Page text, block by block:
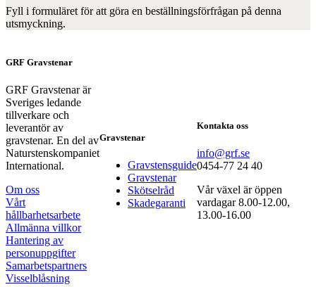
Fyll i formuläret för att göra en beställningsförfrågan på denna
utsmyckning.
GRF Gravstenar
GRF Gravstenar är
Sveriges ledande
tillverkare och
leverantör av
gravstenar. En del av
Naturstenskompaniet
International.
Om oss
Vårt
hållbarhetsarbete
Allmänna villkor
Hantering av
personuppgifter
Samarbetspartners
Visselblåsning
Gravstenar
Gravstensguide
Gravstenar
Skötselråd
Skadegaranti
Kontakta oss
info@grf.se
0454-77 24 40
Vår växel är öppen
vardagar 8.00-12.00,
13.00-16.00